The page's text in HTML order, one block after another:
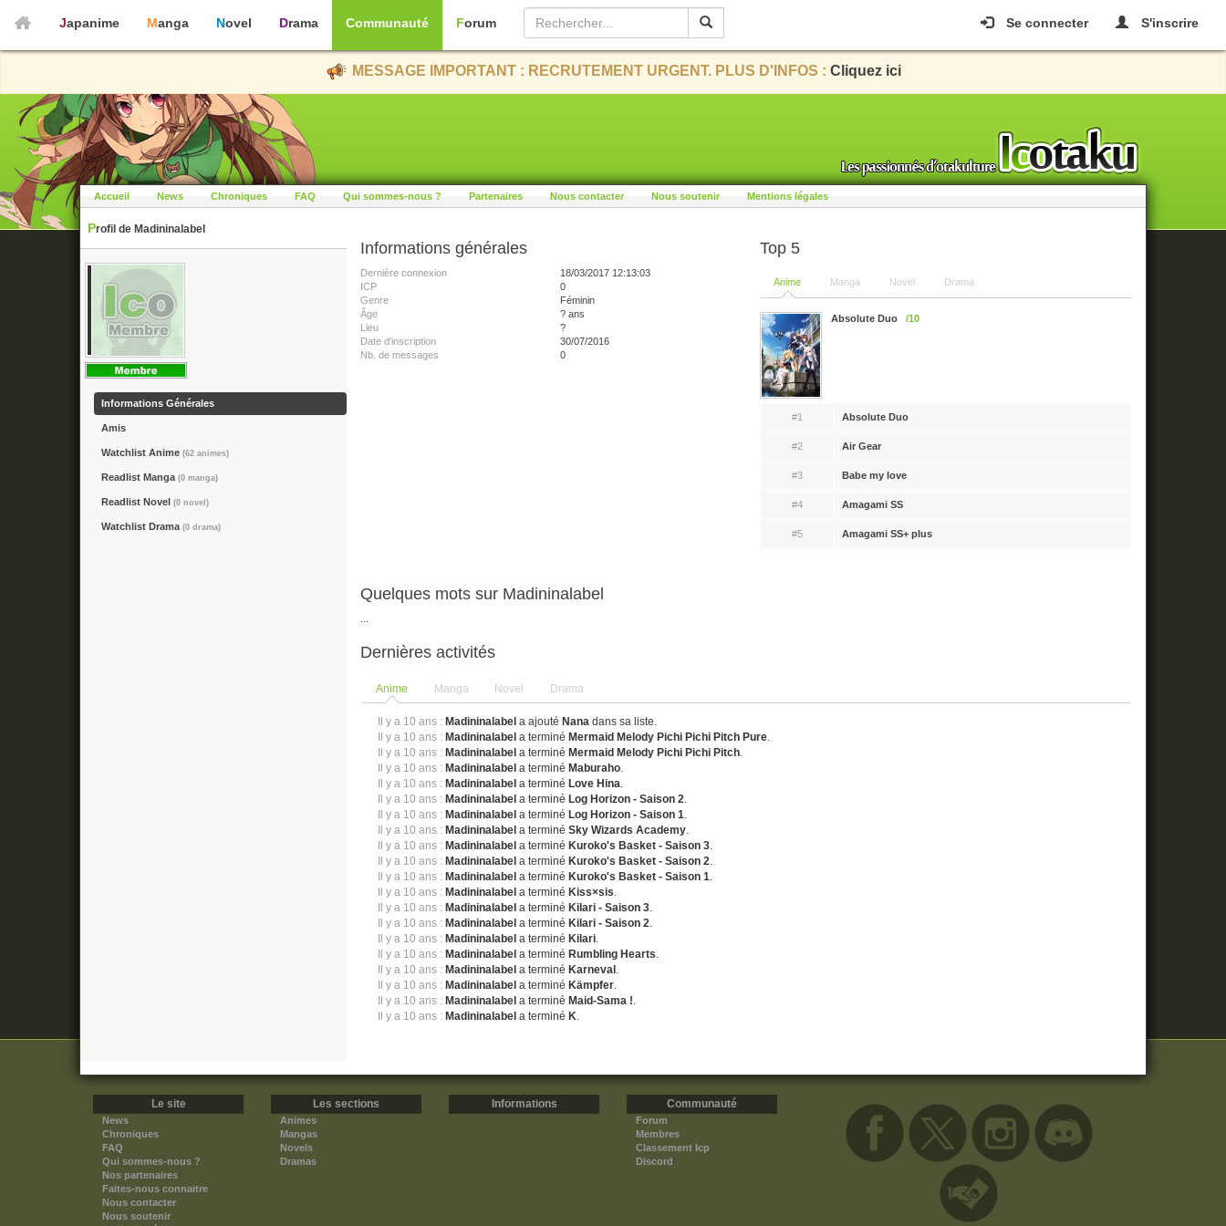
Se connecter S'inscrire
Japanime Manga Novel Drama Communauté Forum
MESSAGE IMPORTANT : RECRUTEMENT URGENT. PLUS D'INFOS : Cliquez ici
Accueil News Chroniques FAQ Qui sommes-nous ? Partenaires Nous contacter Nous soutenir Mentions légales
Profil de Madininalabel
Informations Générales
Amis
Watchlist Anime (62 animes)
Readlist Manga (0 manga)
Readlist Novel (0 novel)
Watchlist Drama (0 drama)
Informations générales
Dernière connexion
18/03/2017 12:13:03
ICP
0
Genre
Féminin
Âge
? ans
Lieu
?
Date d'inscription
30/07/2016
Nb. de messages
0
Top 5
Anime Manga Novel Drama
Absolute Duo /10
#1 Absolute Duo
#2 Air Gear
#3 Babe my love
#4 Amagami SS
#5 Amagami SS+ plus
Quelques mots sur Madininalabel
Dernières activités
Anime Manga Novel Drama
Il y a 10 ans : Madininalabel a ajouté Nana dans sa liste.
Il y a 10 ans : Madininalabel a terminé Mermaid Melody Pichi Pichi Pitch Pure.
Il y a 10 ans : Madininalabel a terminé Mermaid Melody Pichi Pichi Pitch.
Il y a 10 ans : Madininalabel a terminé Maburaho.
Il y a 10 ans : Madininalabel a terminé Love Hina.
Il y a 10 ans : Madininalabel a terminé Log Horizon - Saison 2.
Il y a 10 ans : Madininalabel a terminé Log Horizon - Saison 1.
Il y a 10 ans : Madininalabel a terminéSky Wizards Academy.
Il y a 10 ans : Madininalabel a terminé Kuroko's Basket - Saison 3.
Il y a 10 ans : Madininalabel a terminé Kuroko's Basket - Saison 2.
Il y a 10 ans : Madininalabel a terminé Kuroko's Basket - Saison 1.
Il y a 10 ans : Madininalabel a terminé Kiss×sis.
Il y a 10 ans : Madininalabel a terminé Kilari - Saison 3.
Il y a 10 ans : Madininalabel a terminé Kilari - Saison 2.
Il y a 10 ans : Madininalabel a terminé Kilari.
Il y a 10 ans : Madininalabel a terminé Rumbling Hearts.
Il y a 10 ans : Madininalabel a terminé Karneval .
Il y a 10 ans : Madininalabel a terminé Kämpfer.
Il y a 10 ans : Madininalabel a terminé Maid-Sama !.
Il y a 10 ans : Madininalabel a terminé K.
Le site
News
Chroniques
FAQ
Qui sommes-nous ?
Nos partenaires
Faites-nous connaitre
Nous contacter
Nous soutenir
Les sections
Animes
Mangas
Novels
Dramas
Informations Communauté
Forum
Membres
Classement Icp
Discord